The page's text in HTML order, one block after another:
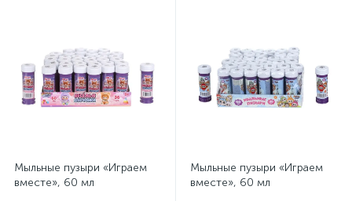
Мыльные пузыри «Играем
вместе», 60 мл
Мыльные пузыри «Играем
вместе», 60 мл